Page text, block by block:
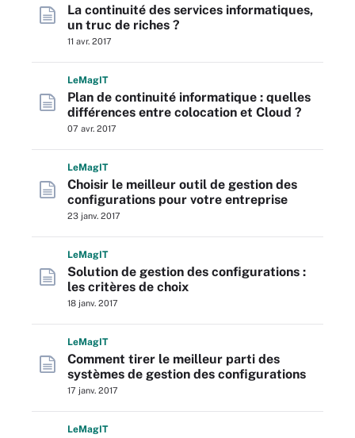
La continuité des services informatiques,
un truc de riches ?
11 avr. 2017
LeMagIT
Plan de continuité informatique : quelles
différences entre colocation et Cloud ?
07 avr. 2017
LeMagIT
Choisir le meilleur outil de gestion des
configurations pour votre entreprise
23 janv. 2017
LeMagIT
Solution de gestion des configurations :
les critères de choix
18 janv. 2017
LeMagIT
Comment tirer le meilleur parti des
systèmes de gestion des configurations
17 janv. 2017
LeMagIT